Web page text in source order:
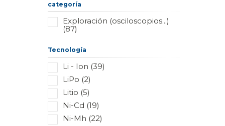
categoría
Exploración (osciloscopios...)
(87)
Tecnología
Li - Ion (39)
LiPo (2)
Litio (5)
Ni-Cd (19)
Ni-Mh (22)